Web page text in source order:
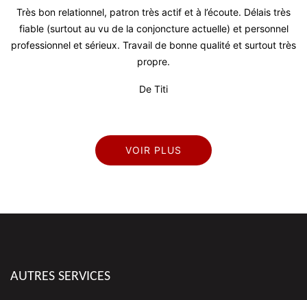
Très bon relationnel, patron très actif et à l’écoute. Délais très
fiable (surtout au vu de la conjoncture actuelle) et personnel
et sérieux. Travail de bonne qualité et surtout très
propre.
De Titi
VOIR PLUS
AUTRES SERVICES